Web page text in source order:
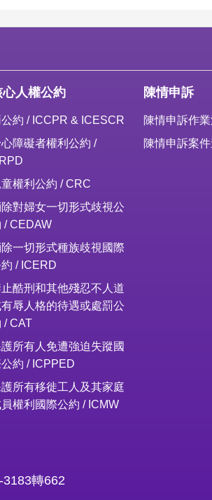
心人權公約
約 / ICCPR & ICESCR
障礙者權利公約 /
童權利公約 / CRC
對婦女一切形式歧視公
/ CEDAW
一切形式種族歧視國際
/ ICERD
酷刑和其他殘忍不人道
辱人格的待遇或處罰公
/ CAT
所有人免遭強迫失蹤國
約 / ICPPED
所有移徙工人及其家庭
員權利國際公約 / ICMW
陳情申訴
陳情申訴作
陳情申訴案
轉662